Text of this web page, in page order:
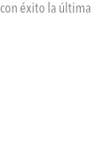
éxito la última